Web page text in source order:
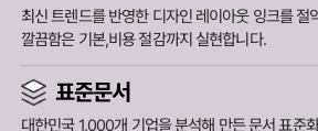
최신 트렌드를 반영한 디자인 레이아웃 잉크를 절
깔끔함은 기본,비용 절감까지 실현합니다.
표준문서
대한민국 1,000개 기업을 분석해 만든 문서 표준